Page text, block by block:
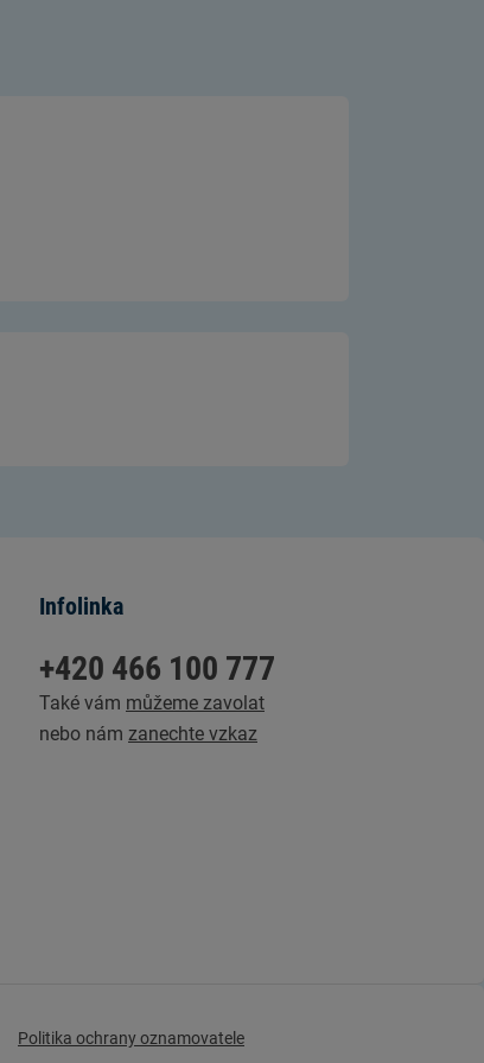
Infolinka
+420 466 100 777
Také vám můžeme zavolat
nebo nám zanechte vzkaz
Politika ochrany oznamovatele